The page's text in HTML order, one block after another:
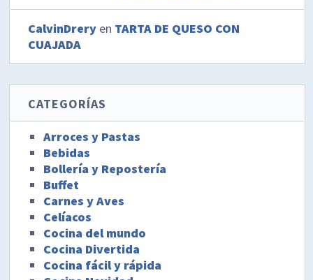
CalvinDrery en TARTA DE QUESO CON
CUAJADA
CATEGORÍAS
Arroces y Pastas
Bebidas
Bollería y Repostería
Buffet
Carnes y Aves
Celíacos
Cocina del mundo
Cocina Divertida
Cocina fácil y rápida